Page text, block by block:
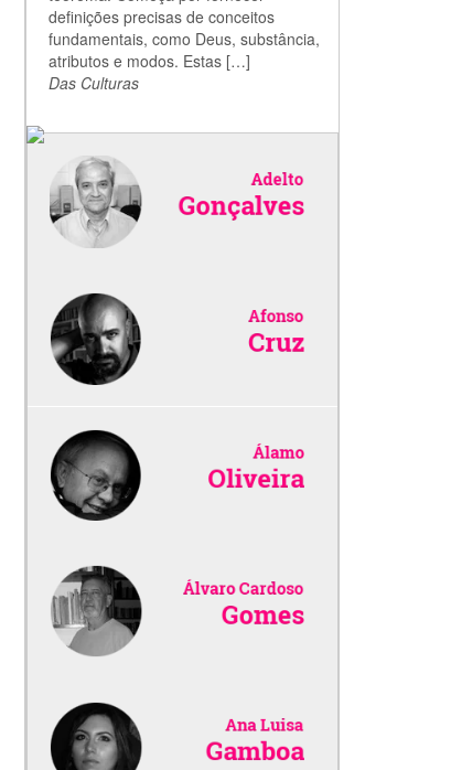
definições precisas de conceitos
fundamentais, como Deus, substância,
atributos e modos. Estas […]
Das Culturas